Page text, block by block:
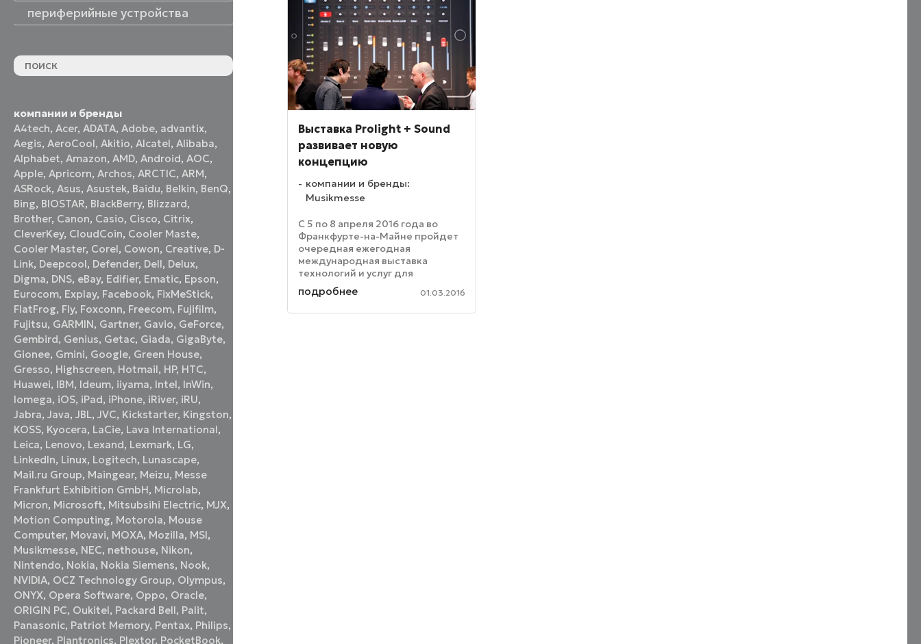
периферийные устройства
компании и бренды
A4tech,Acer,ADATA,Adobe, advantix,
Aegis,AeroCool,Akitio,Alcatel,Alibaba,
Alphabet,Amazon,AMD,Android,AOC,
Apple,Apricorn,Archos,ARCTIC,ARM,
ASRock,Asus,Asustek, Baidu, Belkin, BenQ,
Bing, BIOSTAR, BlackBerry, Blizzard,
Brother, Canon, Casio, Cisco, Citrix,
CleverKey, CloudCoin, Cooler Maste,
Cooler Master, Corel, Cowon, Creative, D-
Link, Deepcool, Defender, Dell, Delux,
Digma, DNS, eBay, Edifier, Ematic, Epson,
Eurocom, Explay, Facebook, FixMeStick,
FlatFrog, Fly, Foxconn, Freecom, Fujifilm,
Fujitsu, GARMIN, Gartner, Gavio, GeForce,
Gembird, Genius, Getac, Giada, GigaByte,
Gionee, Gmini, Google, Green House,
Gresso, Highscreen, Hotmail, HP, HTC,
Huawei, IBM, Ideum, iiyama, Intel, InWin,
Iomega, iOS, iPad, iPhone, iRiver, iRU,
Jabra,Java,JBL,JVC, Kickstarter, Kingston,
KOSS, Kyocera, LaCie, Lava International,
Leica, Lenovo, Lexand, Lexmark, LG,
LinkedIn, Linux, Logitech, Lunascape,
Mail.ru Group, Maingear, Meizu, Messe
Frankfurt Exhibition GmbH, Microlab,
Micron, Microsoft, Mitsubsihi Electric, MJX,
Motion Computing, Motorola, Mouse
Computer, Movavi, MOXA, Mozilla, MSI,
Musikmesse, NEC, nethouse, Nikon,
Nintendo, Nokia, Nokia Siemens, Nook,
NVIDIA, OCZ Technology Group, Olympus,
ONYX, Opera Software, Oppo, Oracle,
ORIGIN PC, Oukitel, Packard Bell, Palit,
Panasonic, Patriot Memory, Pentax, Philips,
Pioneer, Plantronics, Plextor, PocketBook,
Выставка Prolight + Sound
развивает новую
концепцию
компании и бренды:
Musikmesse
С 5 по 8 апреля 2016 года во
Франкфурте-на-Майне пройдет
очередная ежегодная
международная выставка
технологий и услуг для
проведения зрелищных
мероприятий Prolight + Sound
2016. Задолго до открытия
подробнее 01.03.2016